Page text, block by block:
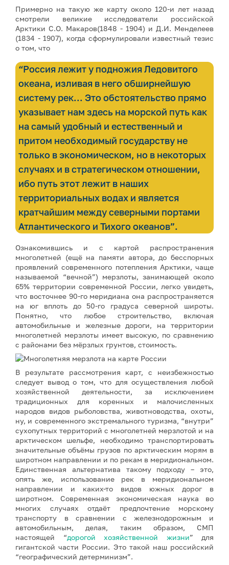
Примерно на такую же карту около 120-и лет назад
смотрели великие исследователи российской
Арктики С.О. Макаров(1848 - 1904) и Д.И. Менделеев
(1834 - 1907), когда сформулировали известный тезис
о том, что
“Россия лежит у подножия Ледовитого
океана, изливая в него обширнейшую
систему рек... Это обстоятельство прямо
указывает нам здесь на морской путь как
на самый удобный и естественный и
притом необходимый государству не
только в экономическом, но в некоторых
случаях и в стратегическом отношении,
ибо путь этот лежит в наших
территориальных водах и является
кратчайшим между северными портами
Атлантического и Тихого океанов”.
Ознакомившись и с картой распространения
многолетней (ещё на памяти автора, до бесспорных
проявлений современного потепления Арктики, чаще
называемой “вечной”) мерзлоты, занимающей около
65% территории современной России, легко увидеть,
что восточнее 90-го меридиана она распространяется
на юг вплоть до 50-го градуса северной широты.
Понятно, что любое строительство, включая
автомобильные и железные дороги, на территории
многолетней мерзлоты имеет высокую, по сравнению
с районами без мёрзлых грунтов, стоимость.
В результате рассмотрения карт, с неизбежностью
следует вывод о том, что для осуществления любой
хозяйственной деятельности, за исключением
традиционных для коренных и малочисленных
народов видов рыболовства, животноводства, охоты,
ну, и современного экстремального туризма, “внутри”
сухопутных территорий с многолетней мерзлотой и на
арктическом шельфе, необходимо транспортировать
значительные объёмы грузов по арктическим морям в
широтном направлении и по рекам в меридиональном.
Единственная альтернатива такому подходу – это,
опять же, использование рек в меридиональном
направлении и каких-то видов южных дорог в
широтном. Современная экономическая наука во
многих случаях отдаёт предпочтение морскому
транспорту в сравнении с железнодорожным и
автомобильным, делая, таким образом, СМП
настоящей “дорогой хозяйственной жизни” для
гигантской части России. Это такой наш российский
“географический детерминизм”.